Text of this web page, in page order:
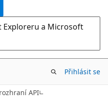
Exploreru a Microsoft
Přihlásit se
API